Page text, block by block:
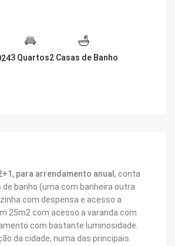
3 Quartos2 Casas de Banho
para arrendamento anual, conta
banho (uma com banheira outra
com despensa e acesso a
25m2 com acesso a varanda com
com bastante luminosidade.
da cidade, numa das principais